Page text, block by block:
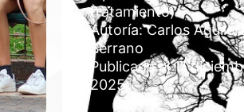
tratamiento)
Autoría: Carlos
Serrano
Publicada el 11
2025